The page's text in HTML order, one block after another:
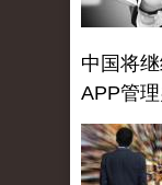
中国将
APP管